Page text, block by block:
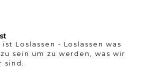
Loslassen - Loslassen was
sein um zu werden ,was wir
sind.